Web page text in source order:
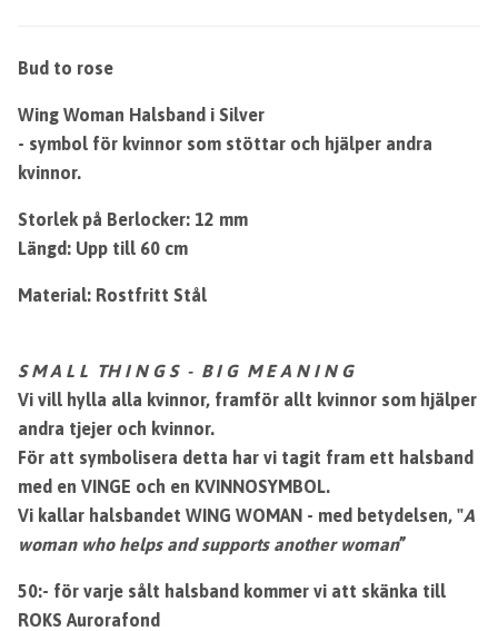
Bud to rose
Wing Woman Halsband i Silver
- symbol för kvinnor som stöttar och hjälper andra
kvinnor.
Storlek på Berlocker: 12 mm
Längd: Upp till 60 cm
Material: Rostfritt Stål
S M A L L TH I N G S - B I G M E A N I N G
Vi vill hylla alla kvinnor, framför allt kvinnor som hjälper
andra tjejer och kvinnor.
För att symbolisera detta har vi tagit fram ett halsband
med en VINGE och en KVINNOSYMBOL.
Vi kallar halsbandet WING WOMAN - med betydelsen, "A
woman who helps and supports another woman”
50:- för varje sålt halsband kommer vi att skänka till
ROKS Aurorafond